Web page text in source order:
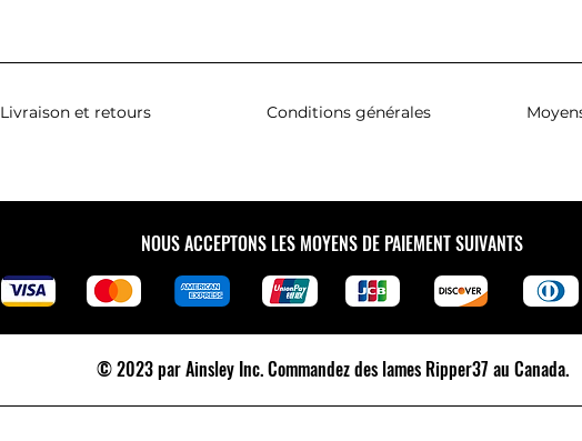
Livraison et retours Conditions générales
NOUS ACCEPTONS LES MOYENS DE PAIEMENT SUIVANTS
© 2023 par Ainsley Inc.Commandez des lames Ripper37 au Canada.